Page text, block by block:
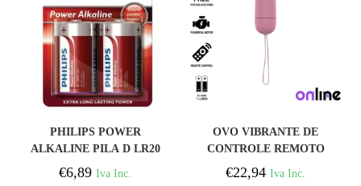
PHILIPS POWER
ALKALINE PILA D LR20
BLISTER * 2
€6,89 Iva Inc.
OVO VIBRANTE DE
CONTROLE REMOTO
ONLINE L – ROSA
€22,94 Iva Inc.